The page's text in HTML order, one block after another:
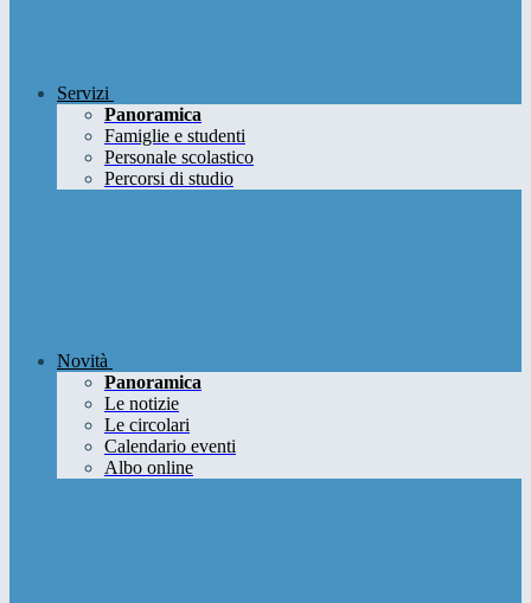
Servizi
Panoramica
Famiglie e studenti
Personale scolastico
Percorsi di studio
Novità
Panoramica
Le notizie
Le circolari
Calendario eventi
Albo online